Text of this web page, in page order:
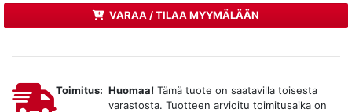
VARAA / TILAA MYYMÄLÄÄN
Toimitus: Huomaa! Tämä tuote on saatavilla toisesta
varastosta. Tuotteen arvioitu toimitusaika on